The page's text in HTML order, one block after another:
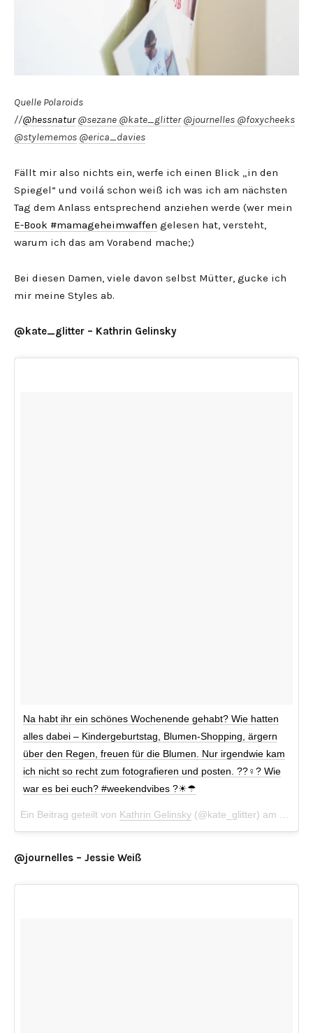
Quelle Polaroids
//@hessnatur @sezane @kate_glitter @journelles @foxycheeks
@stylememos @erica_davies
Fällt mir also nichts ein, werfe ich einen Blick „in den
Spiegel“ und voilá schon weiß ich was ich am nächsten
Tag dem Anlass entsprechend anziehen werde (wer mein
E-Book #mamageheimwaffen gelesen hat, versteht,
warum ich das am Vorabend mache;)
Bei diesen Damen, viele davon selbst Mütter, gucke ich
mir meine Styles ab.
@kate_glitter – Kathrin Gelinsky
Na habt ihr ein schönes Wochenende gehabt? Wie hatten
alles dabei – Kindergeburtstag, Blumen-Shopping, ärgern
über den Regen, freuen für die Blumen. Nur irgendwie kam
ich nicht so recht zum fotografieren und posten. ??‍♀️? Wie
war es bei euch? #weekendvibes ?☀☂
Ein Beitrag geteilt von Kathrin Gelinsky (@kate_glitter) am
@journelles – Jessie Weiß